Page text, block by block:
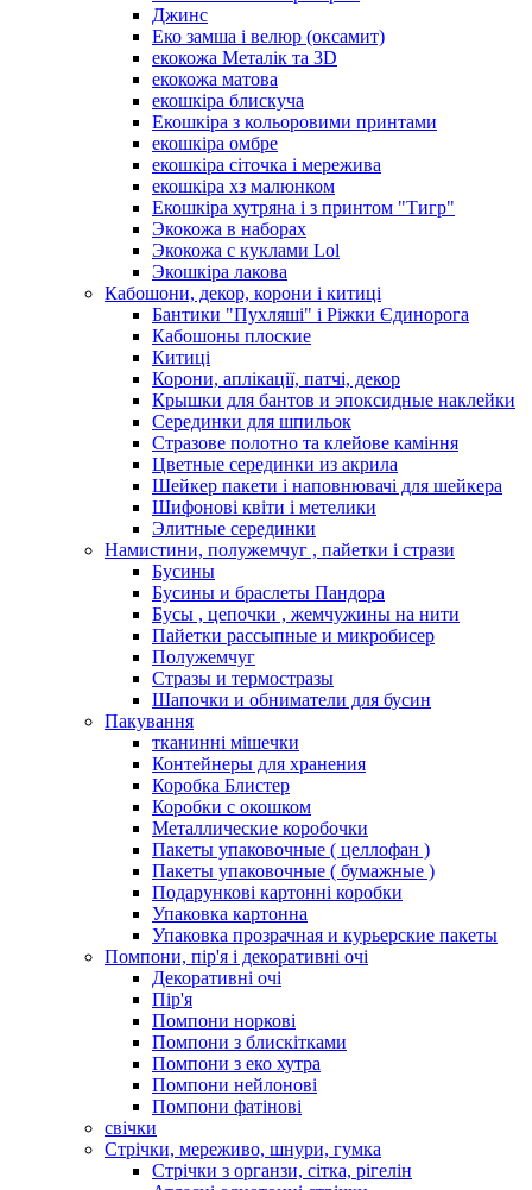
Джинс
Еко замша і велюр (оксамит)
екокожа Металік та 3D
екокожа матова
екошкіра блискуча
Екошкіра з кольоровими принтами
екошкіра омбре
екошкіра сіточка і мережива
екошкіра хз малюнком
Екошкіра хутряна і з принтом "Тигр"
Экокожа в наборах
Экокожа с куклами Lol
Экошкiра лакова
Кабошони, декор, корони і китиці
Бантики "Пухляші" і Ріжки Єдинорога
Кабошоны плоские
Китиці
Корони, аплікації, патчі, декор
Крышки для бантов и эпоксидные наклейки
Серединки для шпильок
Стразове полотно та клейове каміння
Цветные серединки из акрила
Шейкер пакети і наповнювачі для шейкера
Шифонові квіти і метелики
Элитные серединки
Намистини, полужемчуг , пайетки і стрази
Бусины
Бусины и браслеты Пандора
Бусы , цепочки , жемчужины на нити
Пайетки рассыпные и микробисер
Полужемчуг
Стразы и термостразы
Шапочки и обниматели для бусин
Пакування
тканинні мішечки
Контейнеры для хранения
Коробка Блистер
Коробки с окошком
Металлические коробочки
Пакеты упаковочные ( целлофан )
Пакеты упаковочные ( бумажные )
Подарункові картонні коробки
Упаковка картонна
Упаковка прозрачная и курьерские пакеты
Помпони, пір'я і декоративні очі
Декоративні очі
Пір'я
Помпони норкові
Помпони з блискітками
Помпони з еко хутра
Помпони нейлонові
Помпони фатінові
свічки
Стрічки, мереживо, шнури, гумка
Стрічки з органзи, сітка, рігелін